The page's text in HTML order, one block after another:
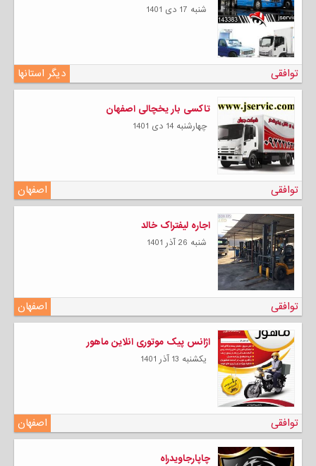
شنبه 17 دی 1401
دیگر استانها توافقی
تاکسی بار یخچالی اصفهان
چهارشنبه 14 دی 1401
اصفهان توافقی
اجاره لیفتراک خالد
شنبه 26 آذر 1401
اصفهان توافقی
اژانس پیک موتوری انلاین ماهور
يكشنبه 13 آذر 1401
اصفهان توافقی
چاپارجاویدراه